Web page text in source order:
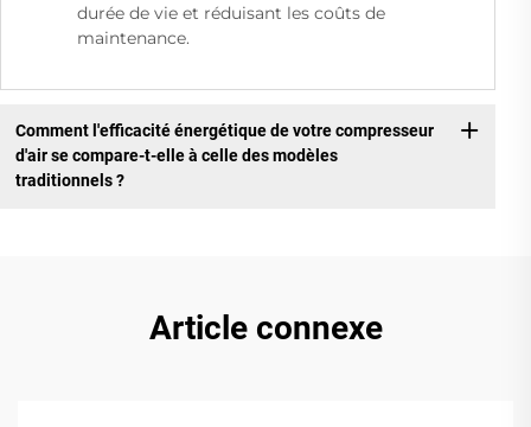
durée de vie et réduisant les coûts de
maintenance.
Comment l'efficacité énergétique de votre compresseur
d'air se compare-t-elle à celle des modèles
traditionnels ?
Article connexe